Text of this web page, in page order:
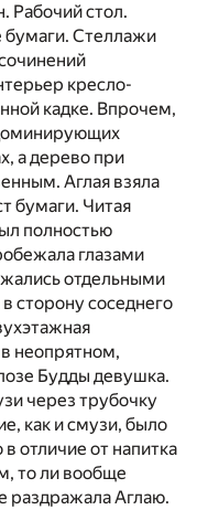
Рабочий стол.
Стеллажи
кресло-
кадке. Впрочем,
а дерево при
Аглая взяла
бумаги. Читая
полностью
глазами
отдельными
сторону соседнего
неопрятном,
Будды девушка.
через трубочку
как и смузи, было
отличие от напитка
то ли вообще
раздражала Аглаю.